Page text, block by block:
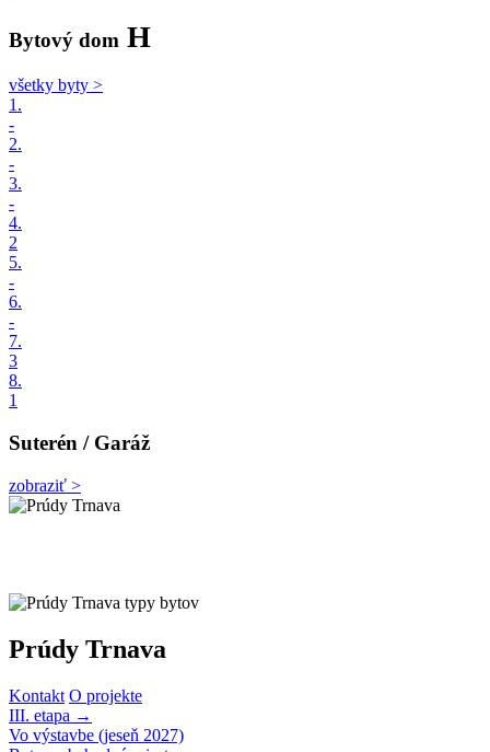
Bytový dom H
všetky byty >
1.
-
2.
-
3.
-
4.
2
5.
-
6.
-
7.
3
8.
1
Suterén / Garáž
zobraziť >
Prúdy Trnava
Kontakt O projekte
III. etapa →
Vo výstavbe (jeseň 2027)